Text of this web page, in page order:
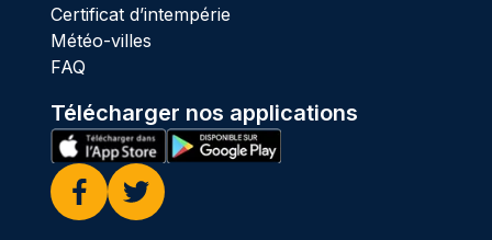
Certificat d’intempérie
Météo-villes
FAQ
Télécharger nos applications
Facebook
Twitter